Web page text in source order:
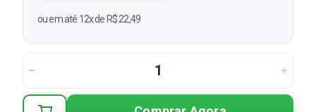
ou em até 12x de R$ 22,49